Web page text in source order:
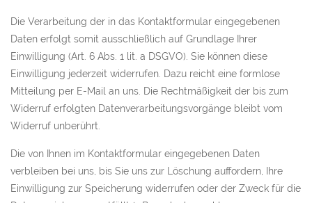
Die Verarbeitung der in das Kontaktformular eingegebenen
Daten erfolgt somit ausschließlich auf Grundlage Ihrer
Einwilligung (Art. 6 Abs. 1 lit. a DSGVO). Sie können diese
Einwilligung jederzeit widerrufen. Dazu reicht eine formlose
Mitteilung per E-Mail an uns. Die Rechtmäßigkeit der bis zum
Widerruf erfolgten Datenverarbeitungsvorgänge bleibt vom
Widerruf unberührt.
Die von Ihnen im Kontaktformular eingegebenen Daten
verbleiben bei uns, bis Sie uns zur Löschung auffordern, Ihre
Einwilligung zur Speicherung widerrufen oder der Zweck für die